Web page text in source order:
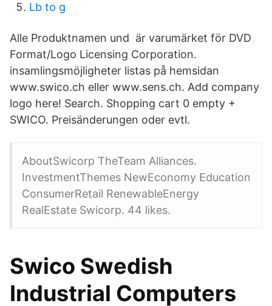
Lb to g
Alle Produktnamen und är varumärket för DVD
Format/Logo Licensing Corporation.
insamlingsmöjligheter listas på hemsidan
www.swico.ch eller www.sens.ch. Add company
logo here! Search. Shopping cart 0 empty +
SWICO. Preisänderungen oder evtl.
AboutSwicorp TheTeam Alliances.
InvestmentThemes NewEconomy Education
ConsumerRetail RenewableEnergy
RealEstate Swicorp. 44 likes.
Swico Swedish
Industrial Computers